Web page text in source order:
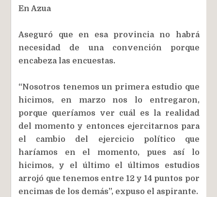
En Azua
Aseguró que en esa provincia no habrá
necesidad de una convención porque
encabeza las encuestas.
“Nosotros tenemos un primera estudio que
hicimos, en marzo nos lo entregaron,
porque queríamos ver cuál es la realidad
del momento y entonces ejercitarnos para
el cambio del ejercicio político que
haríamos en el momento, pues así lo
hicimos, y el último el últimos estudios
arrojó que tenemos entre 12 y 14 puntos por
encimas de los demás”, expuso el aspirante.